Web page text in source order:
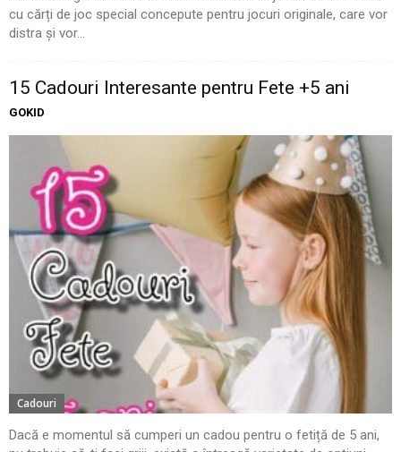
cu cărți de joc special concepute pentru jocuri originale, care vor
distra și vor...
15 Cadouri Interesante pentru Fete +5 ani
GOKID
Cadouri
Dacă e momentul să cumperi un cadou pentru o fetiță de 5 ani,